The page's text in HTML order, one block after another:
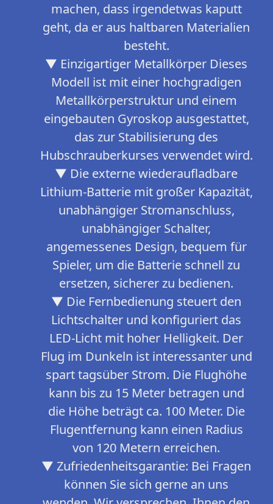
machen, dass irgendetwas kaputt
geht, da er aus haltbaren Materialien
besteht.
▼ Einzigartiger Metallkörper Dieses
Modell ist mit einer hochgradigen
Metallkörperstruktur und einem
eingebauten Gyroskop ausgestattet,
das zur Stabilisierung des
Hubschrauberkurses verwendet wird.
▼ Die externe wiederaufladbare
Lithium-Batterie mit großer Kapazität,
unabhängiger Stromanschluss,
unabhängiger Schalter,
angemessenes Design, bequem für
Spieler, um die Batterie schnell zu
ersetzen, sicherer zu bedienen.
▼ Die Fernbedienung steuert den
Lichtschalter und konfiguriert das
LED-Licht mit hoher Helligkeit. Der
Flug im Dunkeln ist interessanter und
spart tagsüber Strom. Die Flughöhe
kann bis zu 15 Meter betragen und
die Höhe beträgt ca. 100 Meter. Die
Flugentfernung kann einen Radius
von 120 Metern erreichen.
▼ Zufriedenheitsgarantie: Bei Fragen
können Sie sich gerne an uns